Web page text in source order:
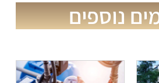
נוספים